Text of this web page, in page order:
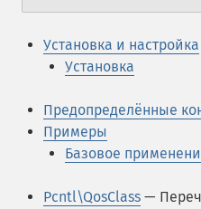
Установка и настройка
Установка
Предопределённые
Примеры
Базовое
Pcntl\QosClass —